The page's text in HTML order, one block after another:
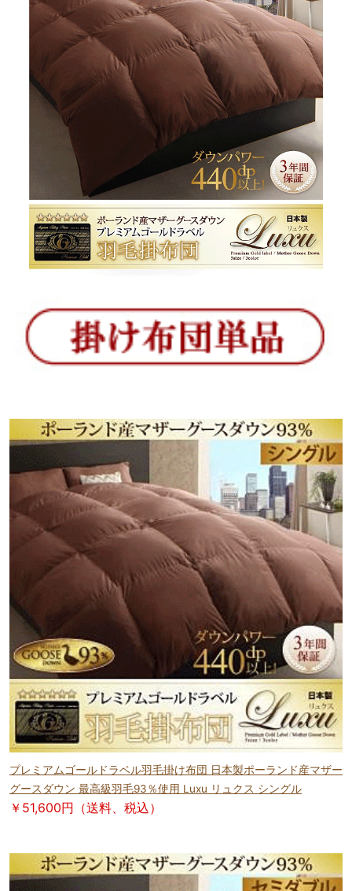
プレミアムゴールドラベル羽毛掛け布団 日本製ポーランド産マザー
グースダウン 最高級羽毛93％使用 Luxu リュクス シングル
￥51,600円（送料、税込）